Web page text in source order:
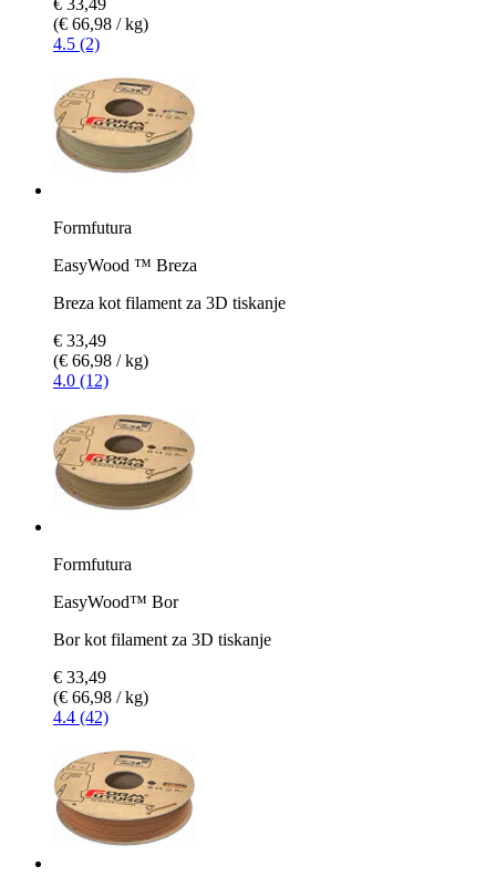
(€ 66,98 / kg)
4.5 (2)
Formfutura
EasyWood ™ Breza
Breza kot filament za 3D tiskanje
€ 33,49
(€ 66,98 / kg)
4.0 (12)
Formfutura
EasyWood™ Bor
Bor kot filament za 3D tiskanje
€ 33,49
(€ 66,98 / kg)
4.4 (42)